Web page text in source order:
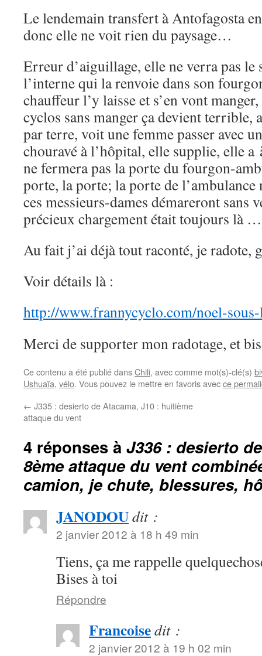
Le lendemain transfert à Antofagosta
donc elle ne voit rien du paysage…
Erreur d’aiguillage, elle ne verra pas le
l’interne qui la renvoie dans son
chauffeur l’y laisse et s’en vont
cyclos sans manger ça devient terrible,
par terre, voit une femme passer avec
chouravé à l’hôpital, elle supplie, elle a
ne fermera pas la porte du fourgon-
porte, la porte; la porte de l’ambulance
ces messieurs-dames démareront sans
précieux chargement était toujours là …
Au fait j’ai déjà tout raconté, je radote,
Voir détails là :
http://www.frannycyclo.com/noel-
Merci de supporter mon radotage, et
Ce contenu a été publié dansChili, avec comme mot(s)-clé(s)
Ushuaïa, vélo. Vous pouvez le mettre en favoris avecce
← J335 : desierto de Atacama, J10 : huitième
attaque du vent
4 réponses à J336 : desierto
8ème attaque du vent
camion, je chute, blessures,
JANODOUdit :
2 janvier 2012 à 18 h 49 min
Tiens, ça me rappelle
Bises à toi
Répondre
Francoisedit :
2 janvier 2012 à 19 h 02 min